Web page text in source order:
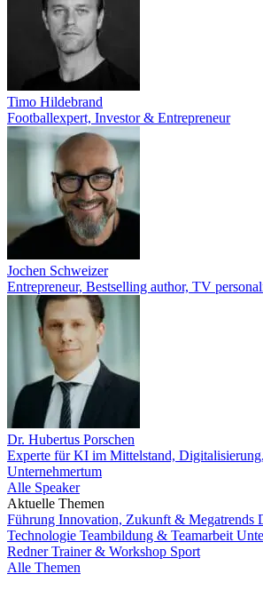
Timo Hildebrand
Footballexpert, Investor & Entrepreneur
Jochen Schweizer
Entrepreneur, Bestselling author, TV
Dr. Hubertus Porschen
Experte für KI im Mittelstand,
Unternehmertum
Alle Speaker
Aktuelle Themen
Führung Innovation, Zukunft & Megatrends
Technologie Teambildung & Teamarbeit
RednerTrainer & Workshop Sport
Alle Themen